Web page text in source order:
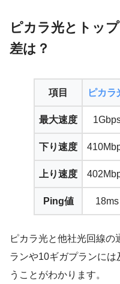
ピカラ光とトッ
差は？
項目 ピカラ
最大速度
下り速度
上り速度
Ping値 18ms
ピカラ光と他社光回線
ランや10ギガプランに
うことがわかります。